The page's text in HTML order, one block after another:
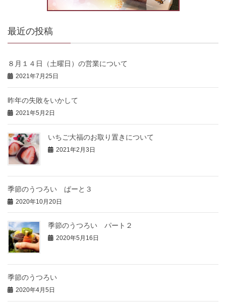
最近の投稿
８月１４日（土曜日）の営業について
2021年7月25日
昨年の失敗をいかして
2021年5月2日
いちご大福のお取り置きについて
2021年2月3日
季節のうつろい ぱーと３
2020年10月20日
季節のうつろい パート２
2020年5月16日
季節のうつろい
2020年4月5日